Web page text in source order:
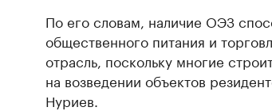
По его словам, наличие ОЭЗ
общественного питания и
отрасль, поскольку многие
на возведении объектов
Нуриев.